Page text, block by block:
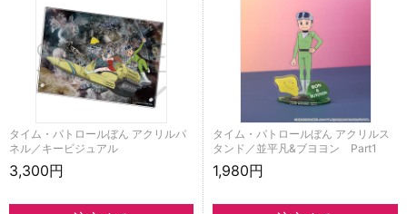
タイム・パトロールぼん アクリルパ
ネル／キービジュアル
3,300円
タイム・パトロールぼん アクリルス
タンド／並平凡&ブヨヨン Part1
1,980円